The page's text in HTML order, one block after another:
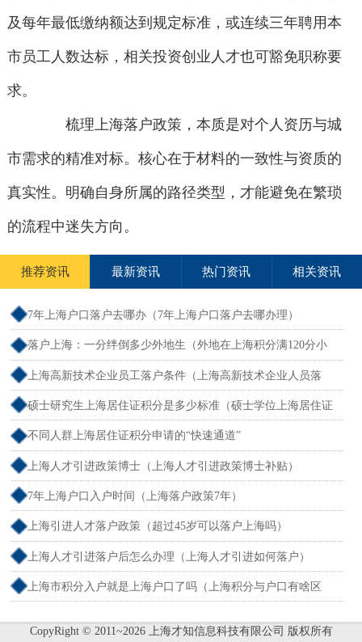
及每年最低缴纳额达到规定标准，或连续三年聘用本
市员工人数达标，相关投资创业人才也可豁免职称要
求。
梳理上海落户政策，本质是对个人资历与城
市需求的精准对标。核心在于材料的一致性与资质的
真实性。明确自身所属的路径类型，才能避免在繁琐
的流程中迷失方向。
推荐资讯 最新资讯 热门资讯 相关资讯
7年上海户口落户去哪办（7年上海户口落户去哪办理）
落户上海：一分绊倒多少外地生（外地在上海积分满120分小
孩可以考上海大学吗）
上海高新技术企业员工落户条件（上海高新技术企业人员落
户）
硕士研究生上海居住证积分是多少标准（硕士学位上海居住证
积分）
不同人群上海居住证积分申请的“快速通道”
上海人才引进政策博士（上海人才引进政策博士补贴）
7年上海户口入户时间（上海落户政策7年）
上海引进人才落户政策（超过45岁可以落户上海吗）
上海人才引进落户后怎么办理（上海人才引进如何落户）
上海市积分入户就是上海户口了吗（上海积分与户口有啥区
CopyRight © 2011~2026 上海才知信息科技有限公司 版权所有